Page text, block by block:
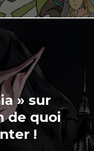
» sur
de quoi
!